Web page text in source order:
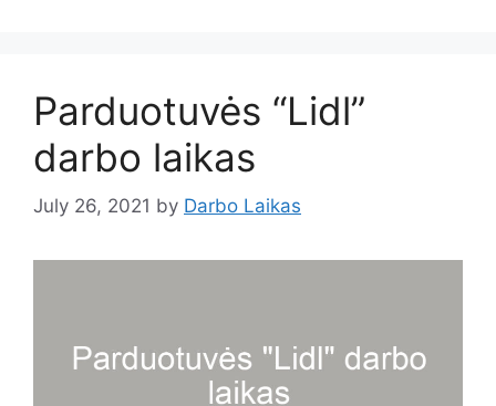
Parduotuvės “Lidl”
darbo laikas
July 26, 2021 by Darbo Laikas